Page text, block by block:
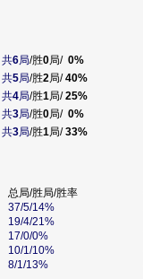
共6局/胜0局/0%
共5局/胜2局/40%
共4局/胜1局/25%
共3局/胜0局/0%
共3局/胜1局/33%
总局/胜局/胜率
37/5/14%
19/4/21%
17/0/0%
10/1/10%
8/1/13%